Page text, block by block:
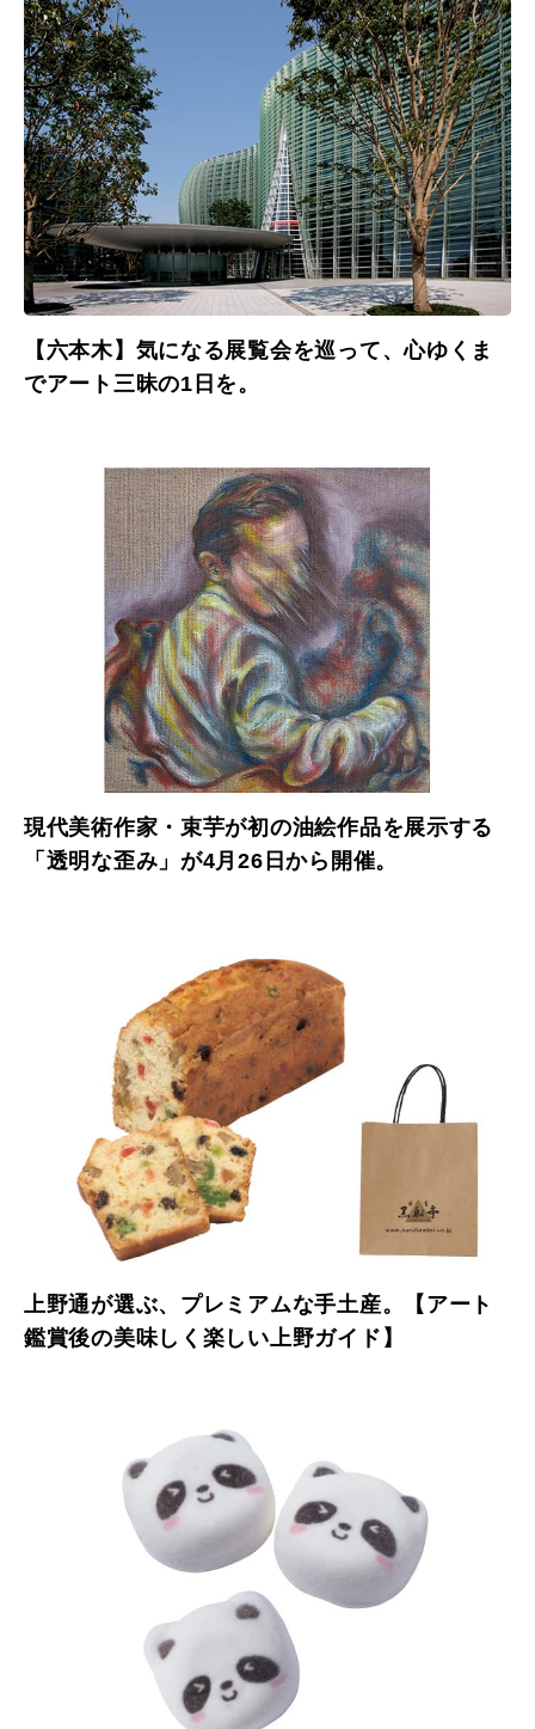
【六本木】気になる展覧会を巡って、心ゆくま
でアート三昧の1日を。
現代美術作家・束芋が初の油絵作品を展示する
「透明な歪み」が4月26日から開催。
上野通が選ぶ、プレミアムな手土産。【アート
鑑賞後の美味しく楽しい上野ガイド】